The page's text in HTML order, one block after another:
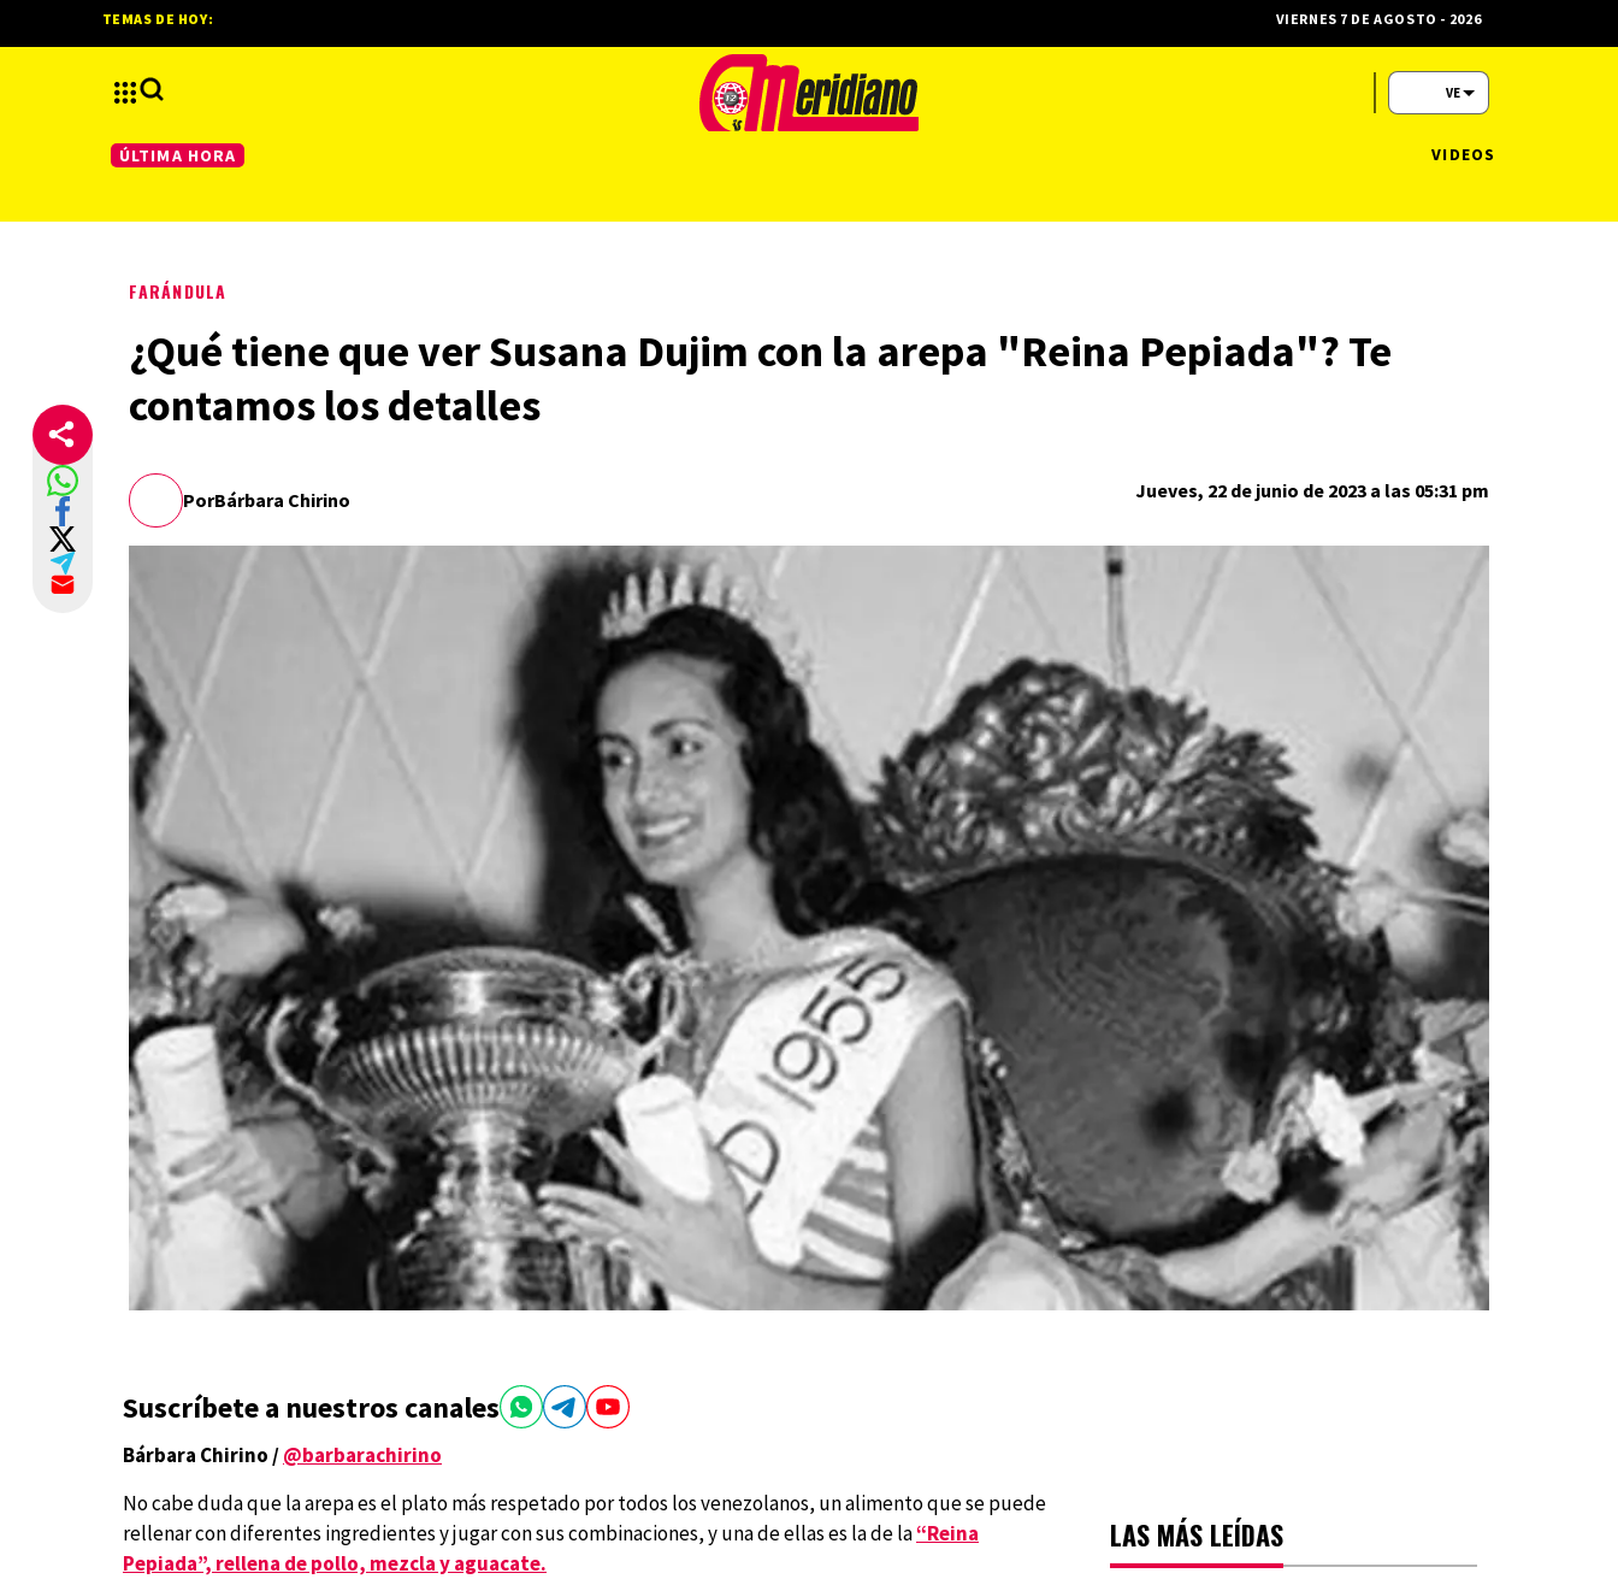
FARÁNDULA
¿Qué tiene que ver Susana Dujim con la arepa "Reina Pepiada"? Te
contamos los detalles
PorBárbara Chirino Jueves, 22 de junio de 2023 a las 05:31 pm
Suscríbete a nuestros canales
Bárbara Chirino /@barbarachirino
No cabe duda que la arepa es el plato más respetado por todos los venezolanos, un alimento que se puede
rellenar con diferentes ingredientes y jugar con sus combinaciones, y una de ellas es la de la“Reina
Pepiada”, rellena de pollo, mezcla y aguacate.
LAS MÁS LEÍDAS
TEMAS DE HOY: VIERNES 7 DE AGOSTO - 2026
VE
ÚLTIMA HORA VIDEOS